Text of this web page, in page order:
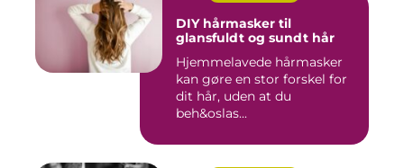
DIY hårmasker til
glansfuldt og sundt hår
Hjemmelavede hårmasker
kan gøre en stor forskel for
dit hår, uden at du
beh&oslas...